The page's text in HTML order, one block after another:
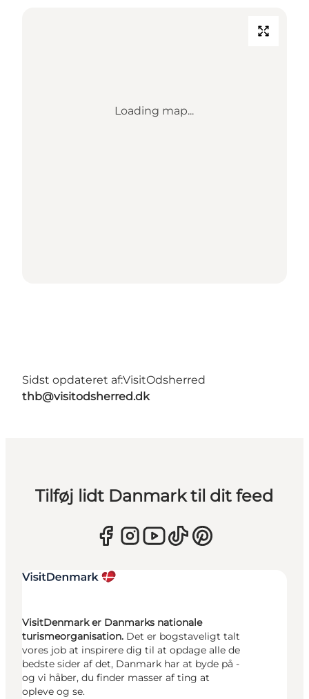
Loading map...
Sidst opdateret af:VisitOdsherred
thb@visitodsherred.dk
Tilføj lidt Danmark til dit feed
VisitDenmark er Danmarks nationale
turismeorganisation. Det er bogstaveligt talt
vores job at inspirere dig til at opdage alle de
bedste sider af det, Danmark har at byde på -
og vi håber, du finder masser af ting at
opleve og se.